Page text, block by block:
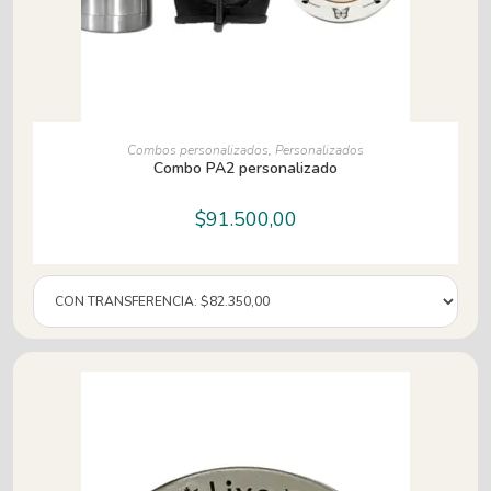
AÑADIR AL CARRITO
Combos personalizados, Personalizados
Combo PA2 personalizado
$91.500,00